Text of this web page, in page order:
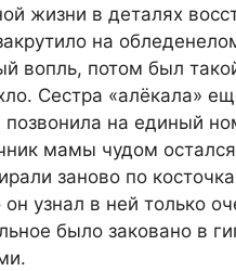
жизни в деталях
на
вопль, потом был
Сестра «алёкала»
позвонила на единый
мамы чудом
заново по
узнал в ней только
было заковано в